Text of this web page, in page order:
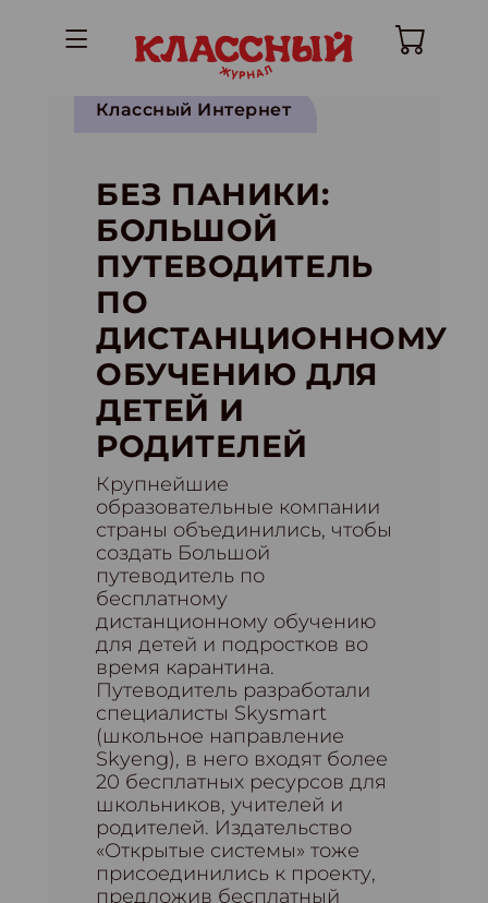
Классный Интернет
БЕЗ ПАНИКИ:
БОЛЬШОЙ
ПУТЕВОДИТЕЛЬ
ПО
ДИСТАНЦИОННОМУ
ОБУЧЕНИЮ ДЛЯ
ДЕТЕЙ И
РОДИТЕЛЕЙ
Крупнейшие
образовательные компании
страны объединились, чтобы
создать Большой
путеводитель по
бесплатному
дистанционному обучению
для детей и подростков во
время карантина.
Путеводитель разработали
специалисты Skysmart
(школьное направление
Skyeng), в него входят более
20 бесплатных ресурсов для
школьников, учителей и
родителей. Издательство
«Открытые системы» тоже
присоединились к проекту,
предложив бесплатный